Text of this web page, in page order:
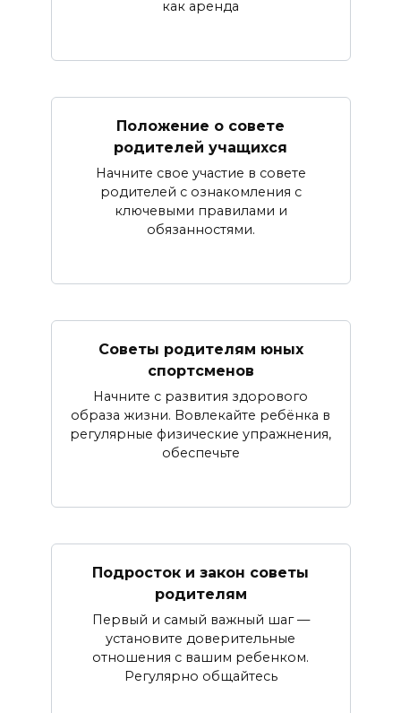
как аренда
Положение о совете
родителей учащихся
Начните свое участие в совете
родителей с ознакомления с
ключевыми правилами и
обязанностями.
Советы родителям юных
спортсменов
Начните с развития здорового
образа жизни. Вовлекайте ребёнка в
регулярные физические упражнения,
обеспечьте
Подросток и закон советы
родителям
Первый и самый важный шаг —
установите доверительные
отношения с вашим ребенком.
Регулярно общайтесь